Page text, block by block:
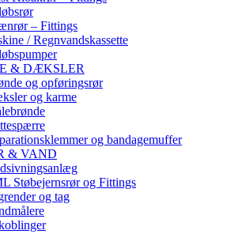
– Fittings
/ Regnvandskassette
& DÆKSLER
og opføringsrør
og karme
og bandagemuffer
& VAND
Støbejernsrør og Fittings
og tag